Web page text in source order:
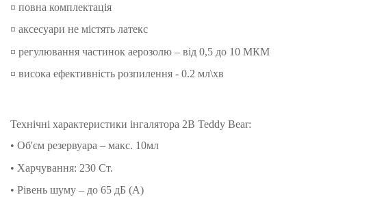
¤ повна комплектація
¤ аксесуари не містять латекс
¤ регулювання частинок аерозолю – від 0,5 до 10 МКМ
¤ висока ефективність розпилення - 0.2 мл\хв
Технічні характеристики інгалятора 2B Teddy Bear:
• Об'єм резервуара – макс. 10мл
• Харчування: 230 Ст.
• Рівень шуму – до 65 дБ (А)